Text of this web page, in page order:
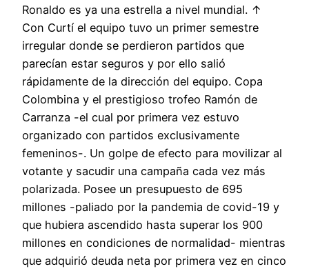
Ronaldo es ya una estrella a nivel mundial. ↑
Con Curtí el equipo tuvo un primer semestre
irregular donde se perdieron partidos que
parecían estar seguros y por ello salió
rápidamente de la dirección del equipo. Copa
Colombina y el prestigioso trofeo Ramón de
Carranza -el cual por primera vez estuvo
organizado con partidos exclusivamente
femeninos-. Un golpe de efecto para movilizar al
votante y sacudir una campaña cada vez más
polarizada. Posee un presupuesto de 695
millones -paliado por la pandemia de covid-19 y
que hubiera ascendido hasta superar los 900
millones en condiciones de normalidad- mientras
que adquirió deuda neta por primera vez en cinco